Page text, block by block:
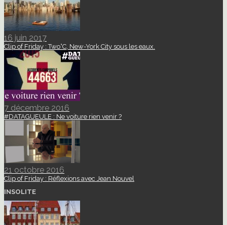
16 juin 2017
Clip of Friday : Two°C, New-York City sous les eaux.
7 décembre 2016
#DATAGUEULE : Ne voiture rien venir ?
21 octobre 2016
Clip of Friday : Réflexions avec Jean Nouvel
INSOLITE